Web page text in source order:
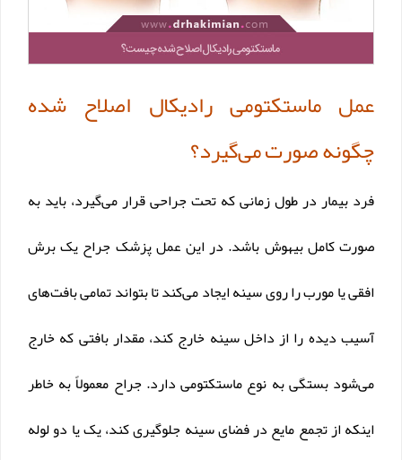
عمل ماستکتومی رادیکال اصلاح شده
چگونه صورت می‌گیرد؟
فرد بیمار در طول زمانی که تحت جراحی قرار می‌گیرد، باید به
صورت کامل بیهوش باشد. در این عمل پزشک جراح یک برش
افقی یا مورب را روی سینه ایجاد می‌کند تا بتواند تمامی بافت‌های
آسیب دیده را از داخل سینه خارج کند، مقدار بافتی که خارج
می‌شود بستگی به نوع ماستکتومی دارد. جراح معمولاً به خاطر
اینکه از تجمع مایع در فضای سینه جلوگیری کند، یک یا دو لوله